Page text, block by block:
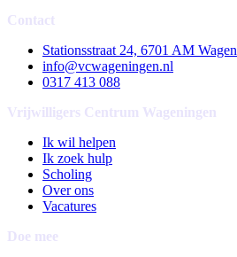
Contact
Stationsstraat 24, 6701 AM
info@vcwageningen.nl
0317 413 088
Vrijwilligers Centrum Wageningen
Ik wil helpen
Ik zoek hulp
Scholing
Over ons
Vacatures
Doe mee